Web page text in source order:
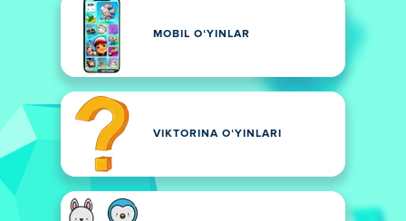
MOBIL OʻYINLAR
VIKTORINA OʻYINLARI